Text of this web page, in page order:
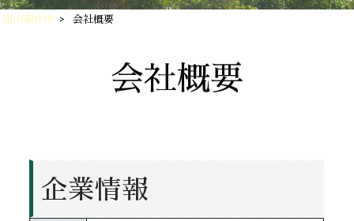
田中製作所 > 会社概要
会社概要
企業情報